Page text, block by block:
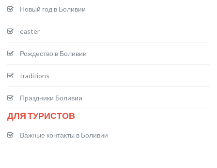
Новый год в Боливии
easter
Рождество в Боливии
traditions
Праздники Боливии
ДЛЯ ТУРИСТОВ
Важные контакты в Боливии